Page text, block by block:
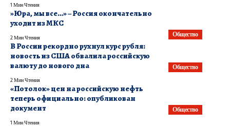
1 Мин Чтения
Общество
​»Юра, мы все…» – Россия окончательно
уходит из МКС
2 Мин Чтения
Общество
В России рекордно рухнул курс рубля:
новость из США обвалила российскую
валюту до нового дна
2 Мин Чтения
Общество
«Потолок» цен на российскую нефть
теперь официально: опубликован
документ
1 Мин Чтения